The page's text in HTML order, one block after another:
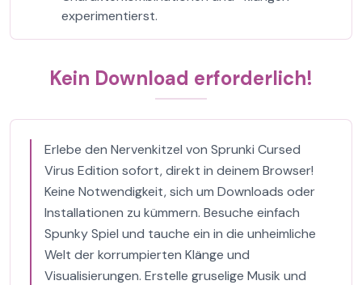
experimentierst.
Kein Download erforderlich!
Erlebe den Nervenkitzel von Sprunki Cursed
Virus Edition sofort, direkt in deinem Browser!
Keine Notwendigkeit, sich um Downloads oder
Installationen zu kümmern. Besuche einfach
Spunky Spiel und tauche ein in die unheimliche
Welt der korrumpierten Klänge und
Visualisierungen. Erstelle gruselige Musik und